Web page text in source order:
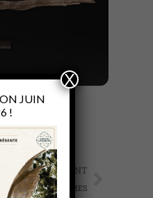
SUIVANT
L’OISEAU DES CÎMES
JUIN
!
X